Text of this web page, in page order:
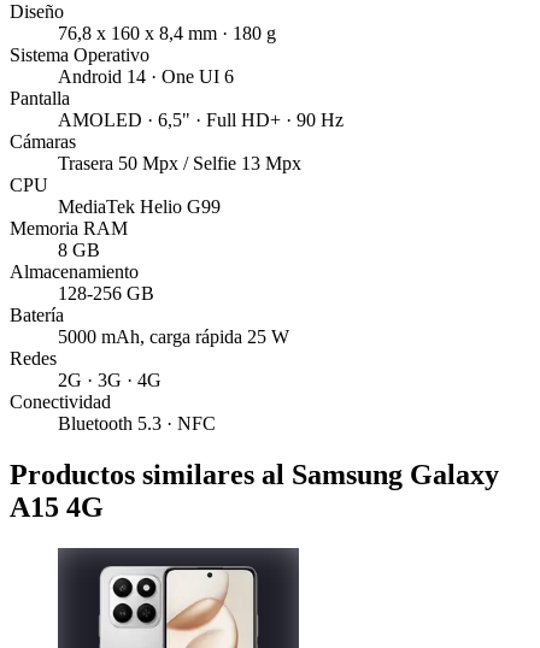
Diseño
76,8 x 160 x 8,4 mm · 180 g
Sistema Operativo
Android 14 · One UI 6
Pantalla
AMOLED · 6,5" · Full HD+ · 90 Hz
Cámaras
Trasera 50 Mpx / Selfie 13 Mpx
CPU
MediaTek Helio G99
Memoria RAM
8 GB
Almacenamiento
128-256 GB
Batería
5000 mAh, carga rápida 25 W
Redes
2G · 3G · 4G
Conectividad
Bluetooth 5.3 · NFC
Productos similares al Samsung Galaxy
A15 4G